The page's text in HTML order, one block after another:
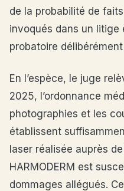
de la probabilité de
invoqués dans un
probatoire
En l’espèce, le juge
2025, l’ordonnance
photographies et les
établissent
laser réalisée auprès
HARMODERM est
dommages allégués.